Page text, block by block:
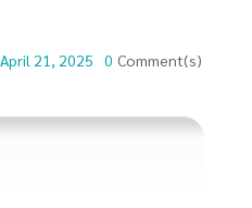
April 21, 2025 0 Comment(s)